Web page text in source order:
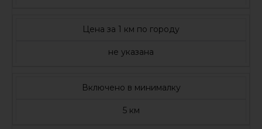
Цена за 1 км по городу
не указана
Включено в минималку
5 км